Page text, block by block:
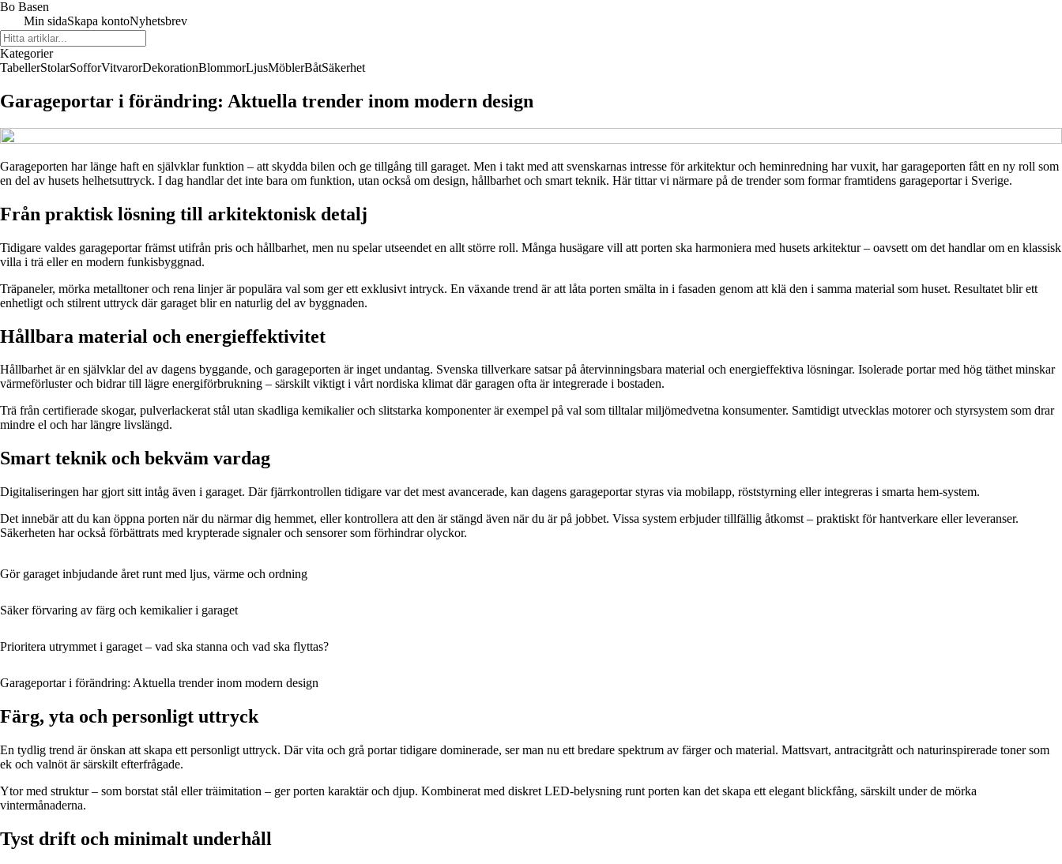
Bo Basen
Min sidaSkapa kontoNyhetsbrev
Kategorier
TabellerStolarSofforVitvarorDekorationBlommorLjusMöblerBåtSäkerhet
Garageportar i förändring: Aktuella trender inom modern design
Garageporten har länge haft en självklar funktion – att skydda bilen och ge tillgång till garaget. Men i takt med att svenskarnas intresse för arkitektur och heminredning har vuxit, har garageporten fått en ny roll som
en del av husets helhetsuttryck. I dag handlar det inte bara om funktion, utan också om design, hållbarhet och smart teknik. Här tittar vi närmare på de trender som formar framtidens garageportar i Sverige.
Från praktisk lösning till arkitektonisk detalj
Tidigare valdes garageportar främst utifrån pris och hållbarhet, men nu spelar utseendet en allt större roll. Många husägare vill att porten ska harmoniera med husets arkitektur – oavsett om det handlar om en klassisk
villa i trä eller en modern funkisbyggnad.
Träpaneler, mörka metalltoner och rena linjer är populära val som ger ett exklusivt intryck. En växande trend är att låta porten smälta in i fasaden genom att klä den i samma material som huset. Resultatet blir ett
enhetligt och stilrent uttryck där garaget blir en naturlig del av byggnaden.
Hållbara material och energieffektivitet
Hållbarhet är en självklar del av dagens byggande, och garageporten är inget undantag. Svenska tillverkare satsar på återvinningsbara material och energieffektiva lösningar. Isolerade portar med hög täthet minskar
värmeförluster och bidrar till lägre energiförbrukning – särskilt viktigt i vårt nordiska klimat där garagen ofta är integrerade i bostaden.
Trä från certifierade skogar, pulverlackerat stål utan skadliga kemikalier och slitstarka komponenter är exempel på val som tilltalar miljömedvetna konsumenter. Samtidigt utvecklas motorer och styrsystem som drar
mindre el och har längre livslängd.
Smart teknik och bekväm vardag
Digitaliseringen har gjort sitt intåg även i garaget. Där fjärrkontrollen tidigare var det mest avancerade, kan dagens garageportar styras via mobilapp, röststyrning eller integreras i smarta hem-system.
Det innebär att du kan öppna porten när du närmar dig hemmet, eller kontrollera att den är stängd även när du är på jobbet. Vissa system erbjuder tillfällig åtkomst – praktiskt för hantverkare eller leveranser.
Säkerheten har också förbättrats med krypterade signaler och sensorer som förhindrar olyckor.
Gör garaget inbjudande året runt med ljus, värme och ordning
Säker förvaring av färg och kemikalier i garaget
Prioritera utrymmet i garaget – vad ska stanna och vad ska flyttas?
Garageportar i förändring: Aktuella trender inom modern design
Färg, yta och personligt uttryck
En tydlig trend är önskan att skapa ett personligt uttryck. Där vita och grå portar tidigare dominerade, ser man nu ett bredare spektrum av färger och material. Mattsvart, antracitgrått och naturinspirerade toner som
ek och valnöt är särskilt efterfrågade.
Ytor med struktur – som borstat stål eller träimitation – ger porten karaktär och djup. Kombinerat med diskret LED-belysning runt porten kan det skapa ett elegant blickfång, särskilt under de mörka
vintermånaderna.
Tyst drift och minimalt underhåll